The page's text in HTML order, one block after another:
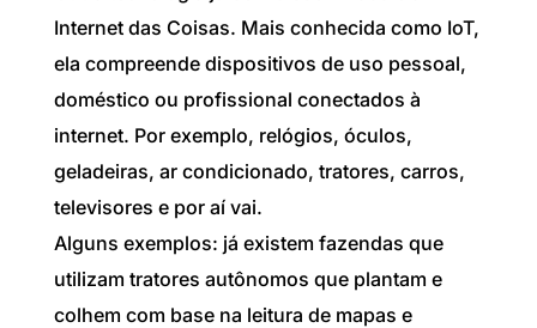
Internet das Coisas. Mais conhecida como IoT,
ela compreende dispositivos de uso pessoal,
doméstico ou profissional conectados à
internet. Por exemplo, relógios, óculos,
geladeiras, ar condicionado, tratores, carros,
televisores e por aí vai.
Alguns exemplos: já existem fazendas que
utilizam tratores autônomos que plantam e
colhem com base na leitura de mapas e